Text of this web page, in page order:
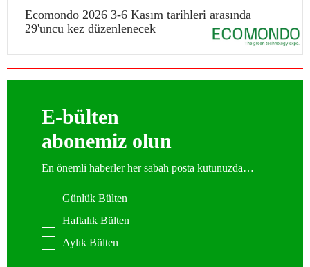
Ecomondo 2026 3-6 Kasım tarihleri arasında
29'uncu kez düzenlenecek
E-bülten
abonemiz olun
En önemli haberler her sabah posta kutunuzda…
Günlük Bülten
Haftalık Bülten
Aylık Bülten